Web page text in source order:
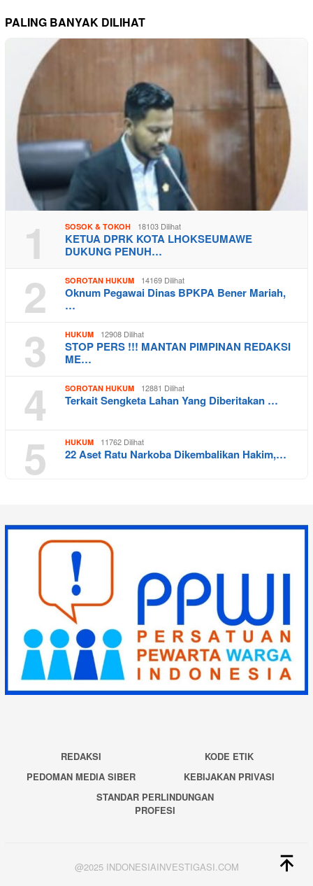
PALING BANYAK DILIHAT
1 SOSOK & TOKOH 18103 Dilihat
KETUA DPRK KOTA LHOKSEUMAWE
DUKUNG PENUH…
2 SOROTAN HUKUM 14169 Dilihat
Oknum Pegawai Dinas BPKPA Bener Mariah,
…
3 HUKUM 12908 Dilihat
STOP PERS !!! MANTAN PIMPINAN REDAKSI
ME…
4 SOROTAN HUKUM 12881 Dilihat
Terkait Sengketa Lahan Yang Diberitakan …
5 HUKUM 11762 Dilihat
22 Aset Ratu Narkoba Dikembalikan Hakim,…
REDAKSI
KODE ETIK
PEDOMAN MEDIA SIBER
KEBIJAKAN PRIVASI
STANDAR PERLINDUNGAN
PROFESI
@2025 INDONESIAINVESTIGASI.COM